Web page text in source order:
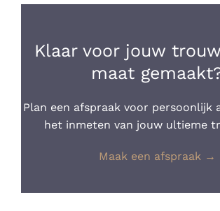
Klaar voor jouw
maat
Plan een afspraak voor persoonlijk
het inmeten van jouw ultieme
Maak een afspraak →